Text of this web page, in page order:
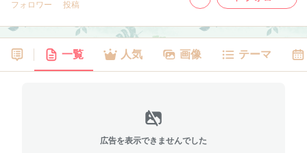
フォロワー 投稿
一覧 人気 画像 テーマ
広告を表示できませんでした